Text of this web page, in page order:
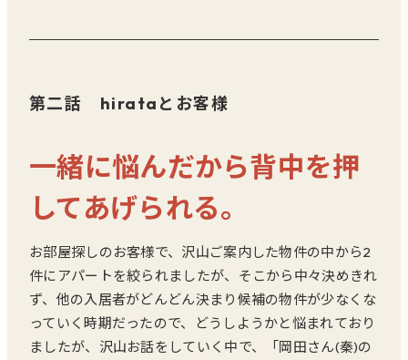
第二話 hirataとお客様
一緒に悩んだから背中を押
してあげられる。
お部屋探しのお客様で、沢山ご案内した物件の中から2
件にアパートを絞られましたが、そこから中々決めきれ
ず、他の入居者がどんどん決まり候補の物件が少なくな
っていく時期だったので、どうしようかと悩まれており
ましたが、沢山お話をしていく中で、「岡田さん(秦)の